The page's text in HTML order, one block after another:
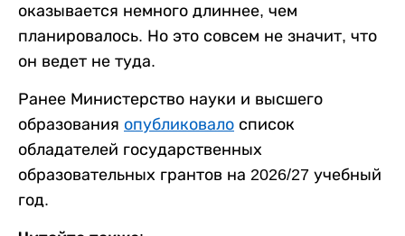
оказывается немного длиннее, чем
планировалось. Но это совсем не значит, что
он ведет не туда.
Ранее Министерство науки и высшего
образования опубликовало список
обладателей государственных
образовательных грантов на 2026/27 учебный
год.